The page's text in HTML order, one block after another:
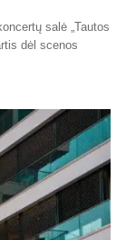
salė „Tautos
dėl scenos